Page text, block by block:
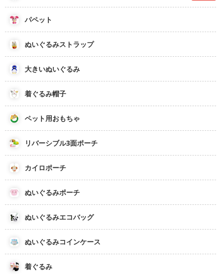
パペット
ぬいぐるみストラップ
大きいぬいぐるみ
着ぐるみ帽子
ペット用おもちゃ
リバーシブル3面ポーチ
カイロポーチ
ぬいぐるみポーチ
ぬいぐるみエコバッグ
ぬいぐるみコインケース
着ぐるみ